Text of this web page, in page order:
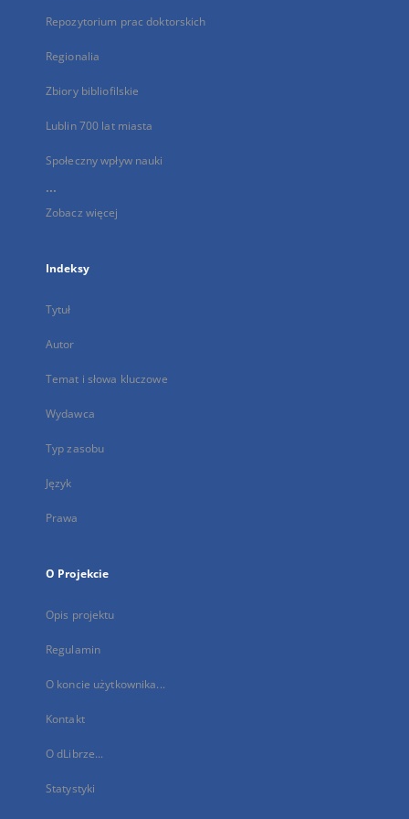
Repozytorium prac doktorskich
Regionalia
Zbiory bibliofilskie
Lublin 700 lat miasta
Społeczny wpływ nauki
...
Zobacz więcej
Indeksy
Tytuł
Autor
Temat i słowa kluczowe
Wydawca
Typ zasobu
Język
Prawa
O Projekcie
Opis projektu
Regulamin
O koncie użytkownika...
Kontakt
O dLibrze...
Statystyki